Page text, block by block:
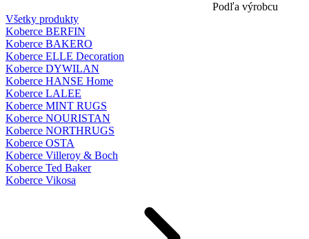
Podľa výrobcu
Všetky produkty
Koberce BERFIN
Koberce BAKERO
Koberce ELLE Decoration
Koberce DYWILAN
Koberce HANSE Home
Koberce LALEE
Koberce MINT RUGS
Koberce NOURISTAN
Koberce NORTHRUGS
Koberce OSTA
Koberce Villeroy & Boch
Koberce Ted Baker
Koberce Vikosa